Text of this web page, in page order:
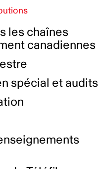
l’auto-identification
les chaînes
canadiennes
spécial et audits